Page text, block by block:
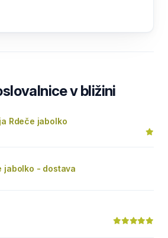
v bližini
Rdeče jabolko
jabolko - dostava